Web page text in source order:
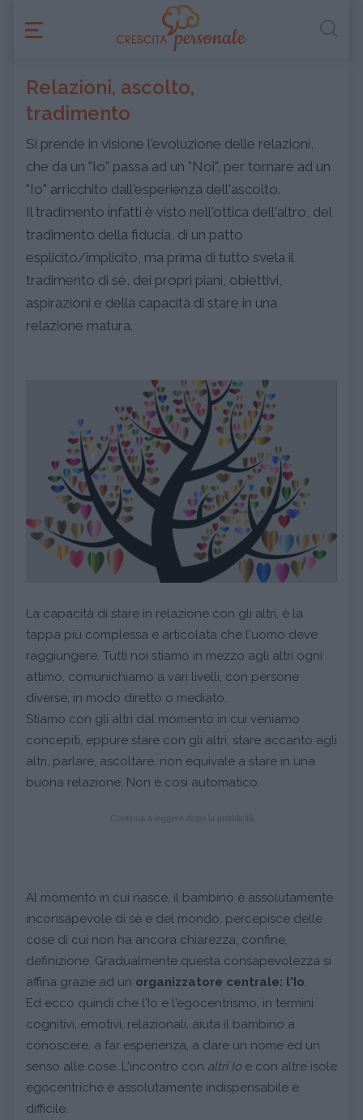
Relazioni, ascolto,
tradimento
Si prende in visione l'evoluzione delle relazioni,
che da un "Io" passa ad un "Noi", per tornare ad un
"Io" arricchito dall'esperienza dell'ascolto.
Il tradimento infatti è visto nell'ottica dell'altro, del
tradimento della fiducia, di un patto
esplicito/implicito, ma prima di tutto svela il
tradimento di sé, dei propri piani, obiettivi,
aspirazioni e della capacità di stare in una
relazione matura.
La capacità di stare in relazione con gli altri, è la
tappa più complessa e articolata che l'uomo deve
raggiungere. Tutti noi stiamo in mezzo agli altri ogni
attimo, comunichiamo a vari livelli, con persone
diverse, in modo diretto o mediato.
Stiamo con gli altri dal momento in cui veniamo
concepiti, eppure stare con gli altri, stare accanto agli
altri, parlare, ascoltare, non equivale a stare in una
buona relazione. Non è così automatico.
Al momento in cui nasce, il bambino è assolutamente
inconsapevole di sè e del mondo, percepisce delle
cose di cui non ha ancora chiarezza, confine,
definizione. Gradualmente questa consapevolezza si
affina grazie ad un organizzatore centrale: l'Io
Ed ecco quindi che l'Io e l'egocentrismo, in termini
cognitivi, emotivi, relazionali, aiuta il bambino a
conoscere, a far esperienza, a dare un nome ed un
senso alle cose. L'incontro con altri Io e con altre isole
egocentriche è assolutamente indispensabile e
difficile.